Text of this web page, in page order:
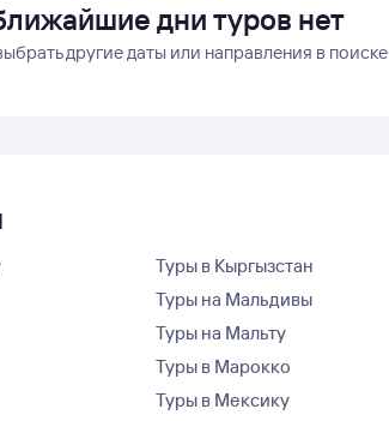
дни туров нет
другие даты или направления в поиске
Туры в Кыргызстан
Туры на Мальдивы
Туры на Мальту
Туры в Марокко
Туры в Мексику